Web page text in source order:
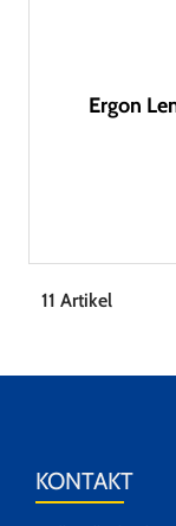
Ergon
11 Artikel
KONTAKT